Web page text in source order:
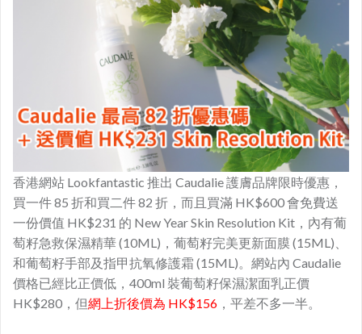
香港網站 Lookfantastic 推出 Caudalie護膚品牌限時優惠，
買一件 85 折和買二件 82 折，而且買滿 HK$600 會免費送
一份價值 HK$231 的 New Year Skin Resolution Kit，內有葡
萄籽急救保濕精華 (10ML)，葡萄籽完美更新面膜 (15ML)、
和葡萄籽手部及指甲抗氧修護霜 (15ML)。網站內 Caudalie
價格已經比正價低，400ml 裝葡萄籽保濕潔面乳正價
HK$280，但網上折後價為 HK$156 ，平差不多一半。